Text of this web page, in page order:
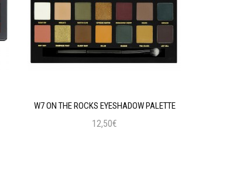
W7 ON THE ROCKS EYESHADOW PALETTE
12,50€